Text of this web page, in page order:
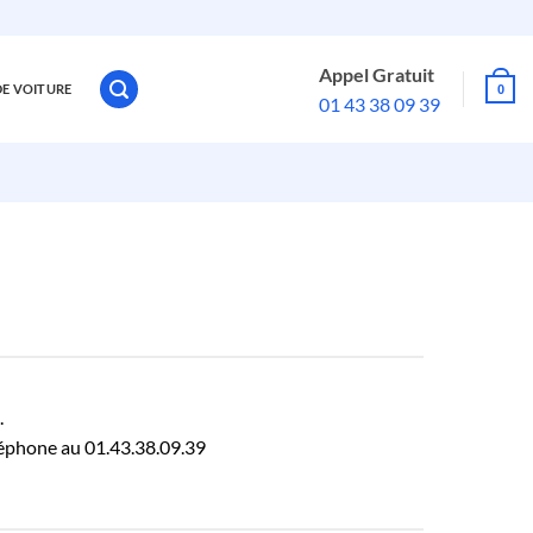
VOITURE
Appel Gratuit
01 43 38 09 39
0
au 01.43.38.09.39